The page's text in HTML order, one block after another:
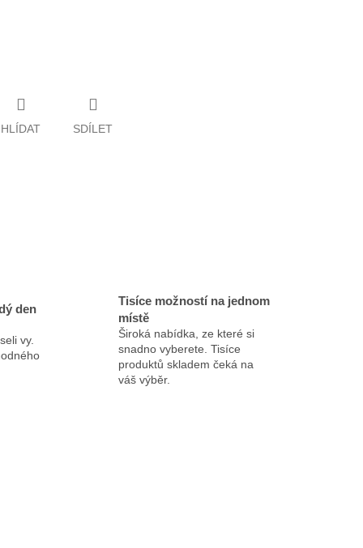
HLÍDAT SDÍLET
den
vy.
Tisíce možností na jednom
místě
Široká nabídka, ze které si
snadno vyberete. Tisíce
produktů skladem čeká na
váš výběr.